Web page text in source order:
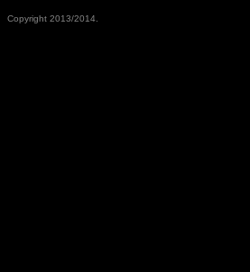
Copyright 2013/2014.